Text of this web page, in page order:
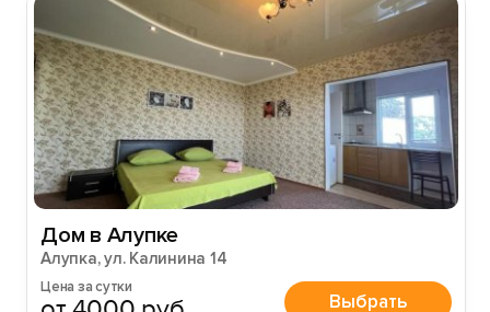
Дом в Алупке
Алупка, ул. Калинина 14
Цена за сутки
Выбрать
Войти
Войти с помощью